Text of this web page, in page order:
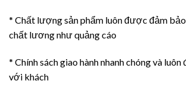
* Chất lượng sản phẩm luôn được đảm
chất lương như quảng cáo
* Chính sách giao hành nhanh chóng và
với khách